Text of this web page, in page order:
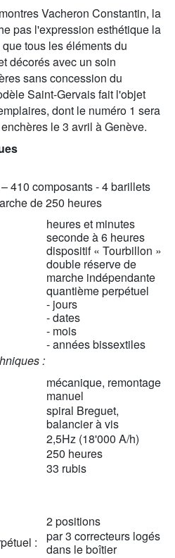
Vacheron Constantin, la
pas l'expression esthétique la
tous les éléments du
décorés avec un soin
sans concession du
Saint-Gervais fait l'objet
dont le numéro 1 sera
le 3 avril à Genève.
410 composants - 4 barillets
de 250 heures
heures et minutes
seconde à 6 heures
dispositif « Tourbillon »
double réserve de
marche indépendante
quantième perpétuel
- jours
- dates
- mois
- années bissextiles
:
mécanique, remontage
manuel
spiral Breguet,
balancier à vis
2,5Hz (18'000 A/h)
250 heures
33 rubis
2 positions
:
par 3 correcteurs logés
dans le boîtier